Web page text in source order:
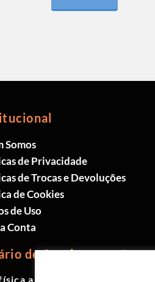
Somos
de Privacidade
de Trocas e Devoluções
de Cookies
de Uso
Conta
de funcionamento
aberta de Segunda à